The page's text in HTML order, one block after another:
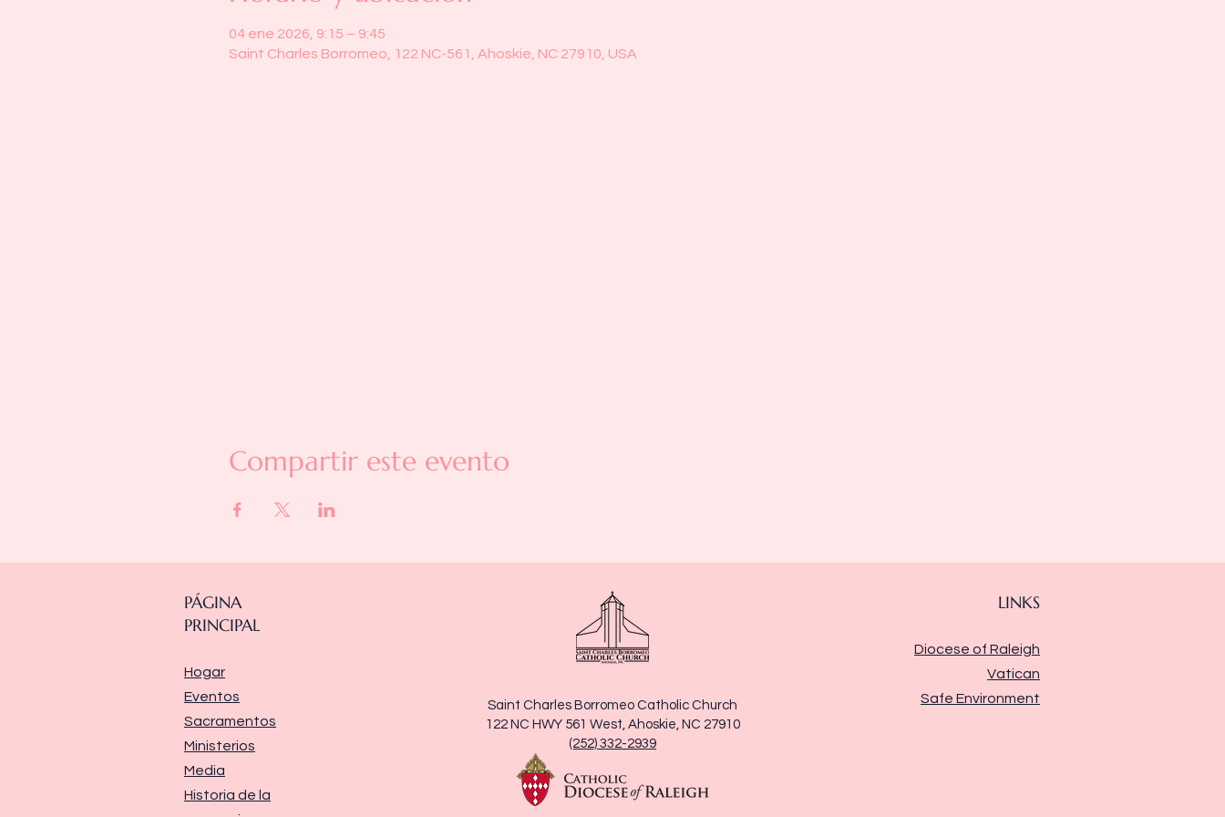
04 ene 2026, 9:15 – 9:45
Saint Charles Borromeo, 122 NC-561, Ahoskie, NC 27910, USA
Compartir este evento
PÁGINA
PRINCIPAL
Hogar
Eventos
Sacramentos
Ministerios
Media
Historia de la
Saint Charles Borromeo Catholic Church
122 NC HWY 561 West, Ahoskie, NC 27910
(252) 332-2939
LINKS
Diocese of Raleigh
Vatican
Safe Environment